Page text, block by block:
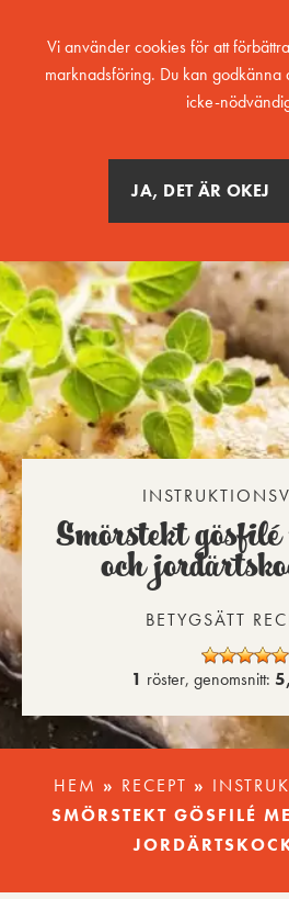
Smörstekt gösfilé
och
BETYGSÄTT
1 röster, genomsnitt:
HEM » RECEPT »
SMÖRSTEKT GÖSFILÉ
Vi använder cookies för att
marknadsföring. Du kan godkänna
icke-
JA, DET ÄR OKEJ